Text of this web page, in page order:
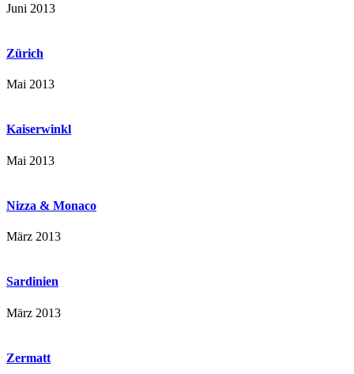
Juni 2013
Zürich
Mai 2013
Kaiserwinkl
Mai 2013
Nizza & Monaco
März 2013
Sardinien
März 2013
Zermatt